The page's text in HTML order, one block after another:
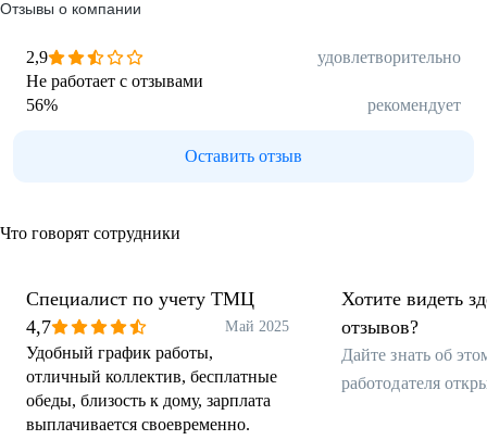
Отзывы о компании
2,9
удовлетворительно
Не работает с отзывами
56% рекомендует
Оставить отзыв
Что говорят сотрудники
Специалист по учету ТМЦ
4,7
Май 2025
Удобный график работы,
отличный коллектив, бесплатные
обеды, близость к дому, зарплата
выплачивается своевременно.
Хотите видеть
отзывов?
Дайте знать об
работодателя